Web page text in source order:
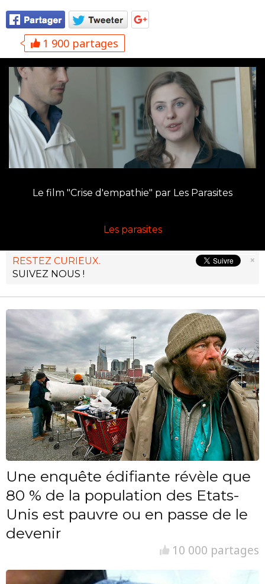
1 900 partages
Le film "Crise d'empathie" par Les Parasites
Les parasites
×
RESTEZ CURIEUX.
SUIVEZ NOUS !
Une enquête édifiante révèle que
80 % de la population des Etats-
Unis est pauvre ou en passe de le
devenir
10 000 partages